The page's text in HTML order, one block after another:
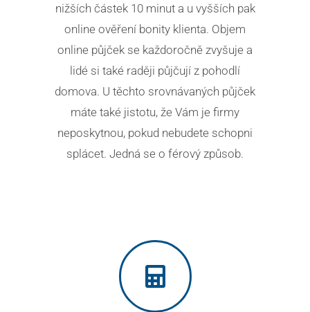
nižších částek 10 minut a u vyšších pak
online ověření bonity klienta. Objem
online půjček se každoročně zvyšuje a
lidé si také raději půjčují z pohodlí
domova. U těchto srovnávaných půjček
máte také jistotu, že Vám je firmy
neposkytnou, pokud nebudete schopni
splácet. Jedná se o férový způsob.